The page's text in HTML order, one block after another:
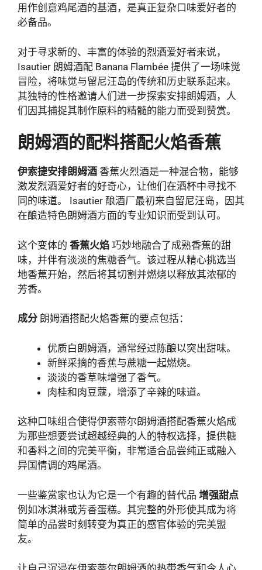
用作创意鸡尾酒的基酒，是真正复杂口味爱好者的
必备品。
对于寻求新的、丰富的体验的烈酒爱好者来说，
Isautier 朗姆酒配 Banana Flambée 提供了一场味觉
冒险，将味觉与留尼汪岛的传统和历史联系起来。
其独特的性格邀请人们进一步探索安排朗姆酒，人
们因其捕捉其制作原料的精髓的能力而受到赞赏。
朗姆酒的配料搭配火焰香蕉
伊索捷安排朗姆酒 香蕉火烈酒是一种混合物，能够
激发烈酒爱好者的好奇心，让他们在酒杯中寻找不
同的味道。 Isautier 酿酒厂最初来自留尼汪岛，因其
在酿造特色朗姆酒方面的专业知识而受到认可。
这个变体的 香蕉火焰 巧妙地融合了成熟香蕉的甜
味，并伴有淡淡的焦糖香气。该过程从精心挑选当
地香蕉开始，然后将其切割并燃烧以释放其浓郁的
芳香。
成分 朗姆酒搭配火焰香蕉的要点包括：
优质白朗姆酒，通常经过陈酿以突出甜味。
新鲜采摘的香蕉与蔗糖一起燃烧。
淡淡的香草味增强了香气。
肉桂和肉豆蔻，增添了辛辣的味道。
这种口味组合使得伊索蒂尔朗姆酒搭配香蕉火焰成
为那些想要尝试超越经典的人的特权选择，提供糖
和香料之间的完美平衡，非常适合品尝纯正或融入
异国情调的鸡尾酒。
一些鉴赏家也认为它是一个有趣的替代品 增强甜点
例如冰淇淋或芳香蛋糕。其完整的外形使其成为将
简单的品尝时刻转变为真正的感官体验的完美盟
友。